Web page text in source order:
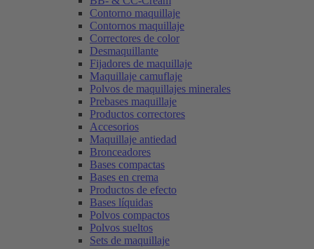
Contorno maquillaje
Contornos maquillaje
Correctores de color
Desmaquillante
Fijadores de maquillaje
Maquillaje camuflaje
Polvos de maquillajes minerales
Prebases maquillaje
Productos correctores
Accesorios
Maquillaje antiedad
Bronceadores
Bases compactas
Bases en crema
Productos de efecto
Bases líquidas
Polvos compactos
Polvos sueltos
Sets de maquillaje